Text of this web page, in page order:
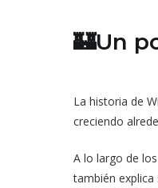
🏰Un
La historia de
creciendo
A lo largo de
también